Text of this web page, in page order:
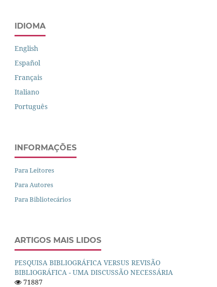
IDIOMA
English
Español
Français
Italiano
Português
INFORMAÇÕES
Para Leitores
Para Autores
Para Bibliotecários
ARTIGOS MAIS LIDOS
PESQUISA BIBLIOGRÁFICA VERSUS REVISÃO
BIBLIOGRÁFICA - UMA DISCUSSÃO NECESSÁRIA
71887